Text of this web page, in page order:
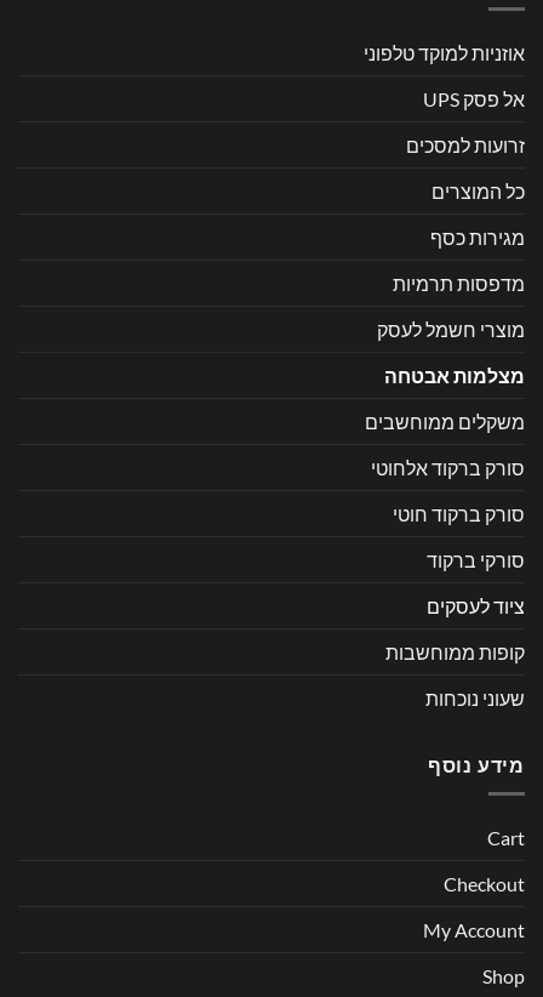
אוזניות למוקד טלפוני
אל פסק UPS
זרועות למסכים
כל המוצרים
מגירות כסף
מדפסות תרמיות
מוצרי חשמל לעסק
מצלמות אבטחה
משקלים ממוחשבים
סורק ברקוד אלחוטי
סורק ברקוד חוטי
סורקי ברקוד
ציוד לעסקים
קופות ממוחשבות
שעוני נוכחות
מידע נוסף
Cart
Checkout
My Account
Shop